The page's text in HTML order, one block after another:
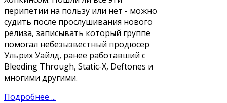
перипетии на пользу или нет - можно
судить после прослушивания нового
релиза, записывать который группе
помогал небезызвестный продюсер
Ульрих Уайлд, ранее работавший с
Bleeding Through, Static-X, Deftones и
многими другими.
Подробнее ...